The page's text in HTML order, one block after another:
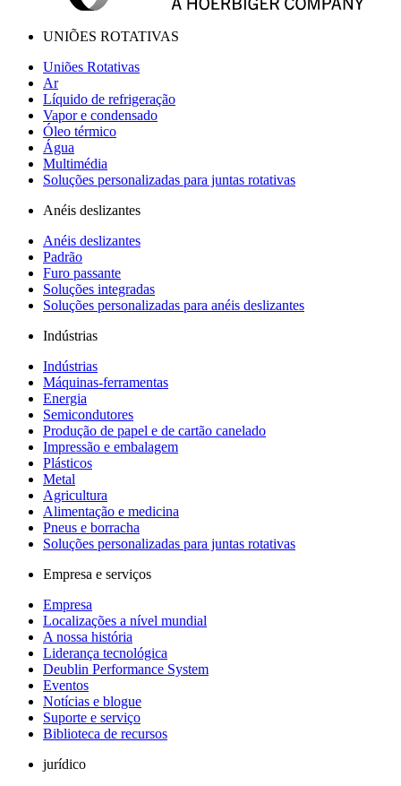
UNIÕES ROTATIVAS
Uniões Rotativas
Ar
Líquido de refrigeração
Vapor e condensado
Óleo térmico
Água
Multimédia
Soluções personalizadas para juntas rotativas
Anéis deslizantes
Anéis deslizantes
Padrão
Furo passante
Soluções integradas
Soluções personalizadas para anéis deslizantes
Indústrias
Indústrias
Máquinas-ferramentas
Energia
Semicondutores
Produção de papel e de cartão canelado
Impressão e embalagem
Plásticos
Metal
Agricultura
Alimentação e medicina
Pneus e borracha
Soluções personalizadas para juntas rotativas
Empresa e serviços
Empresa
Localizações a nível mundial
A nossa história
Liderança tecnológica
Deublin Performance System
Eventos
Notícias e blogue
Suporte e serviço
Biblioteca de recursos
jurídico